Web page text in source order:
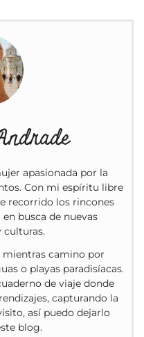
apasionada por la
Con mi espíritu libre
recorrido los rincones
busca de nuevas
culturas.
mientras camino por
o playas paradisíacas.
de viaje donde
capturando la
así puedo dejarlo
blog.